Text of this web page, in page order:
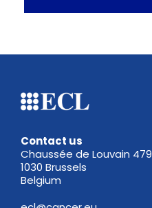
Contact us
Chaussée de Louvain 479
1030 Brussels
Belgium